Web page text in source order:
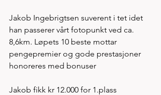
Jakob Ingebrigtsen suverent i tet idet
han passerer vårt fotopunkt ved ca.
8,6km. Løpets 10 beste mottar
pengepremier og gode prestasjoner
honoreres med bonuser
Jakob fikk kr 12.000 for 1.plass